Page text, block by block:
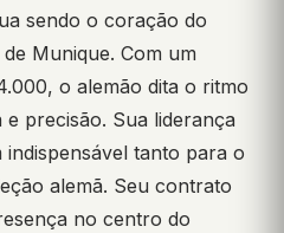
sendo o coração do
Munique. Com um
o alemão dita o ritmo
precisão. Sua liderança
tanto para o
alemã. Seu contrato
no centro do